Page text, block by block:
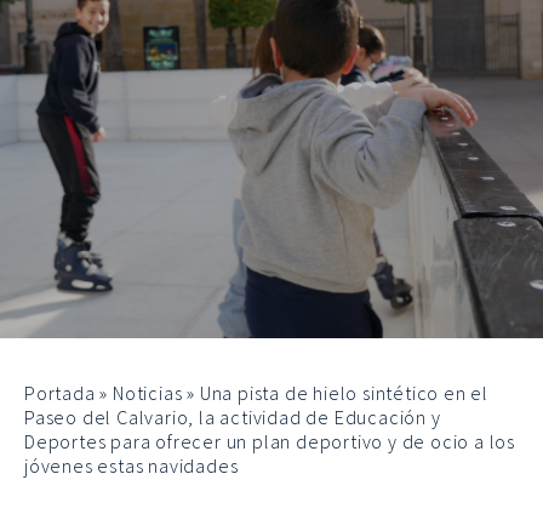
Portada » Noticias » Una pista de hielo sintético en el
Paseo del Calvario, la actividad de Educación y
Deportes para ofrecer un plan deportivo y de ocio a los
jóvenes estas navidades